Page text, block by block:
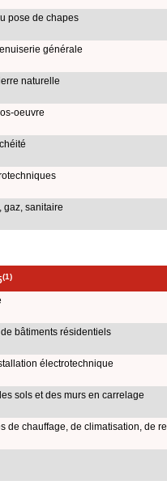
pose de chapes
générale
naturelle
oeuvre
gaz, sanitaire
(1)
bâtiments résidentiels
électrotechnique
sols et des murs en carrelage
de chauffage, de climatisation, de